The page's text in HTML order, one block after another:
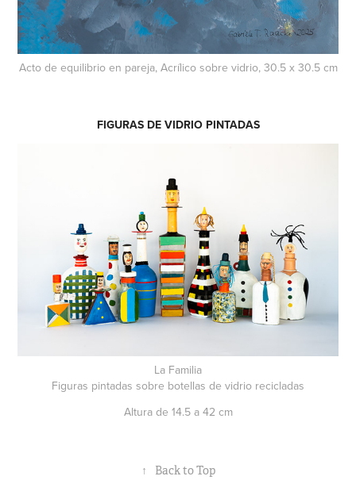
Acto de equilibrio en pareja, Acrílico sobre vidrio, 30.5 x 30.5 cm
FIGURAS DE VIDRIO PINTADAS
La Familia
Figuras pintadas sobre botellas de vidrio recicladas
Altura de 14.5 a 42 cm
↑ Back to Top